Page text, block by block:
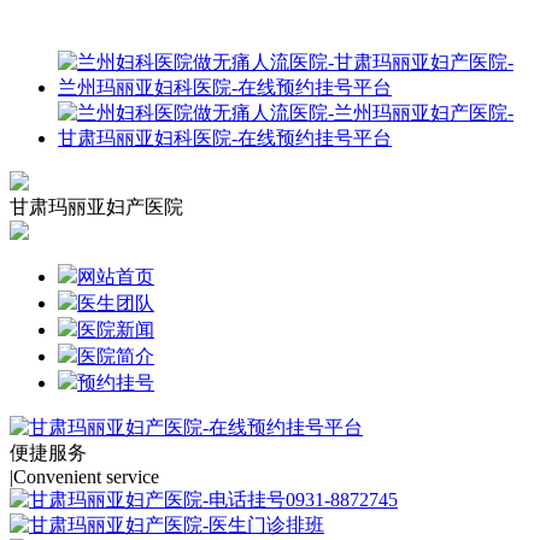
甘肃玛丽亚妇产医院
网站首页
医生团队
医院新闻
医院简介
预约挂号
便捷服务
|Convenient service